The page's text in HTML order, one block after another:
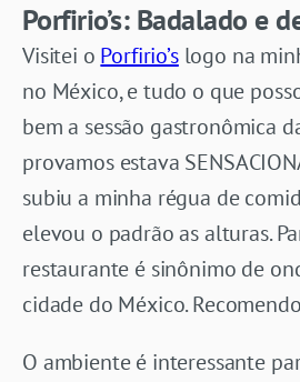
Porfirio’s: Badalado e
Visitei o Porfirio’slogo na
no México, e tudo o que
bem a sessão gastronômica
provamos estava
subiu a minha régua de
elevou o padrão as alturas.
restaurante é sinônimo de
cidade do México.
O ambiente é interessante